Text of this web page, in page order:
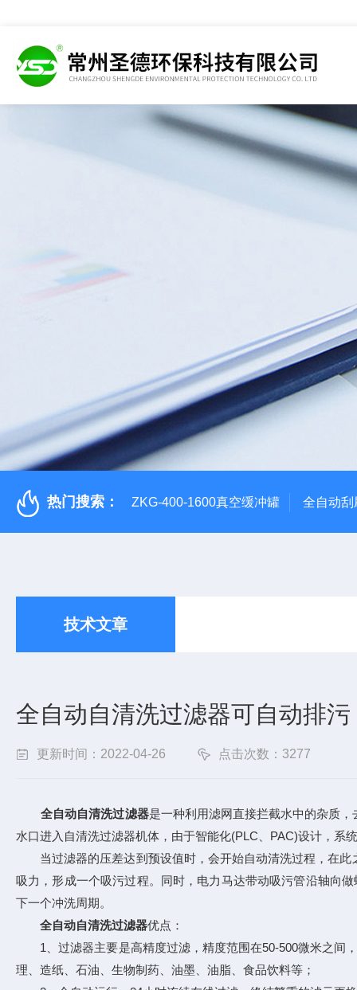
热门搜索： ZKG-400-1600真空缓冲罐 全自动刮
技术文章
全自动自清洗过滤器可自动排
更新时间：2022-04-26 点击次数：3277
全自动自清洗过滤器是一种利用滤网直接拦截水中的杂质
水口进入自清洗过滤器机体，由于智能化(PLC、PAC)设计，系
当过滤器的压差达到预设值时，会开始自动清洗过程，在此
吸力，形成一个吸污过程。同时，电力马达带动吸污管沿轴向
下一个冲洗周期。
全自动自清洗过滤器优点：
1、过滤器主要是高精度过滤，精度范围在50-500微米之间，
理、造纸、石油、生物制药、油墨、油脂、食品饮料等；